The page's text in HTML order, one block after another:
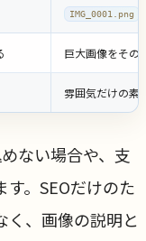
IMG_0001.png
巨大画像をその
雰囲気だけの素
ない場合や、支
。SEOだけのた
く、画像の説明と